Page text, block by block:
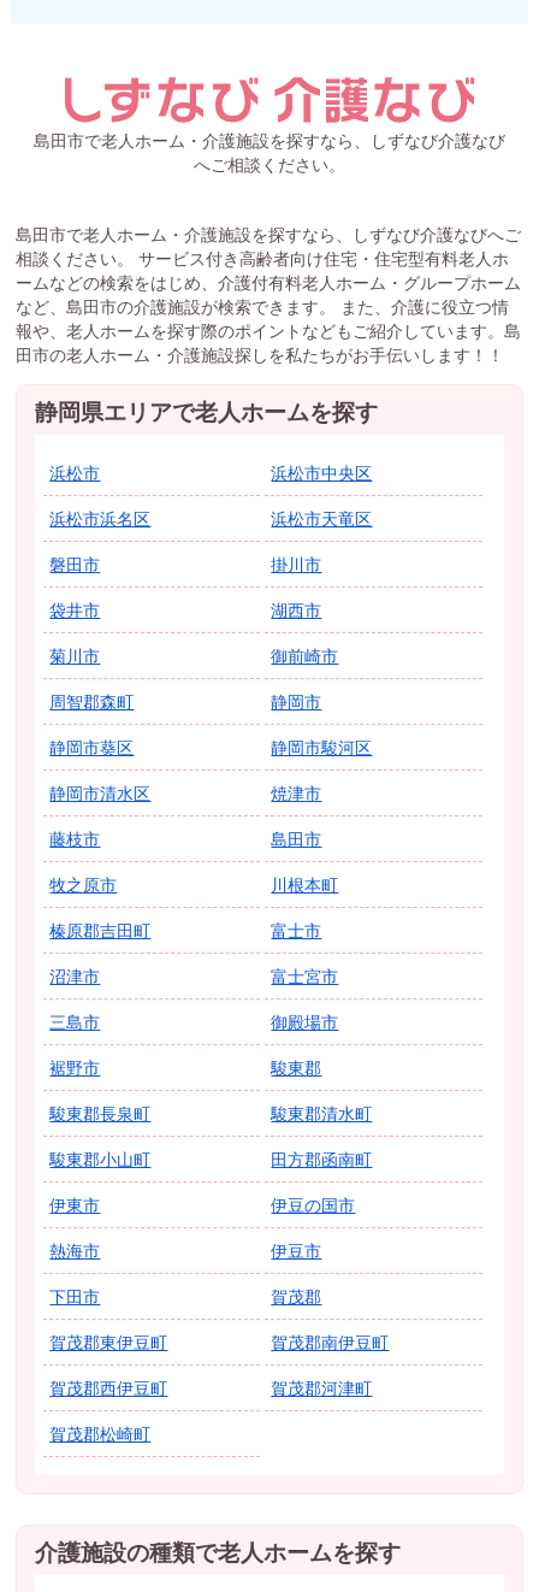
島田市で老人ホーム・介護施設を探すなら、しずなび介護なび
へご相談ください。
島田市で老人ホーム・介護施設を探すなら、しずなび介護なびへご
相談ください。 サービス付き高齢者向け住宅・住宅型有料老人ホ
ームなどの検索をはじめ、介護付有料老人ホーム・グループホーム
など、島田市の介護施設が検索できます。 また、介護に役立つ情
報や、老人ホームを探す際のポイントなどもご紹介しています。島
田市の老人ホーム・介護施設探しを私たちがお手伝いします！！
静岡県エリアで老人ホームを探す
浜松市 浜松市中央区
浜松市浜名区 浜松市天竜区
磐田市 掛川市
袋井市 湖西市
菊川市 御前崎市
周智郡森町 静岡市
静岡市葵区 静岡市駿河区
静岡市清水区 焼津市
藤枝市 島田市
牧之原市 川根本町
榛原郡吉田町 富士市
沼津市 富士宮市
三島市 御殿場市
裾野市 駿東郡
駿東郡長泉町 駿東郡清水町
駿東郡小山町 田方郡函南町
伊東市 伊豆の国市
熱海市 伊豆市
下田市 賀茂郡
賀茂郡東伊豆町 賀茂郡南伊豆町
賀茂郡西伊豆町 賀茂郡河津町
賀茂郡松崎町
介護施設の種類で老人ホームを探す